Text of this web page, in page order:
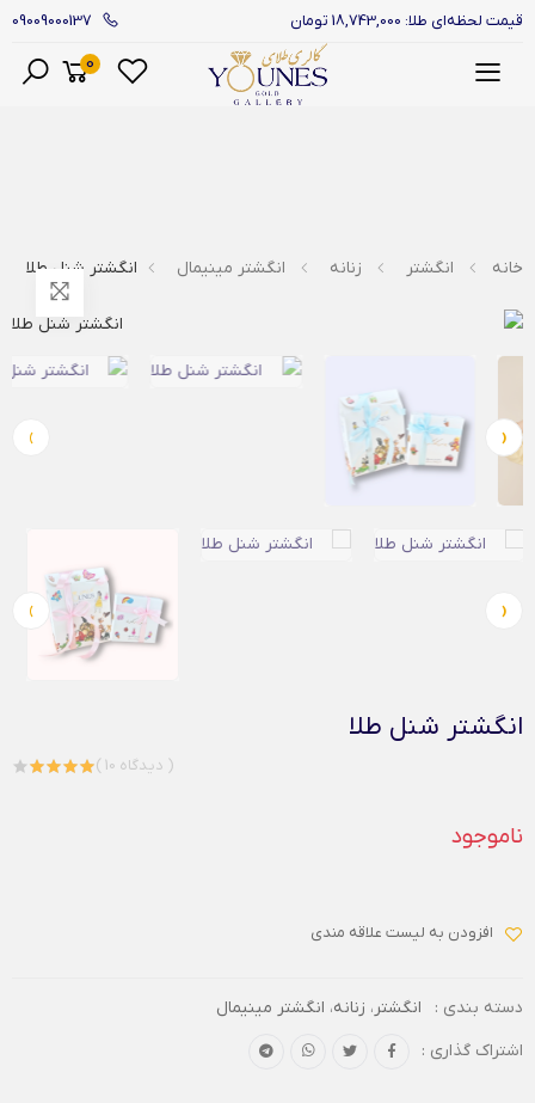
قیمت لحظه‌ای طلا: 18,743,000 تومان 09009000137
0
خانه انگشتر زنانه انگشتر مینیمال انگشتر شنل طلا
‹
›
‹
›
انگشتر شنل طلا
( 10 دیدگاه )
ناموجود
افزودن به لیست علاقه مندی
دسته بندی : انگشتر ، زنانه، انگشتر مینیمال
اشتراک گذاری :